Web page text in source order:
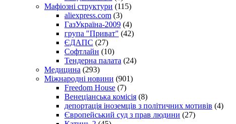
Мафіозні структури (115)
aliexpress.com (3)
ГазУкраїна-2009 (4)
група "Приват" (42)
ЄДАПС (27)
Софтлайн (10)
Тендерна палата (24)
Медицина (293)
Міжнародні новини (901)
Freedom House (7)
Венеціанська комісія (8)
депортація іноземців з політичних мотивів (4)
Європейський суд з прав людини (27)